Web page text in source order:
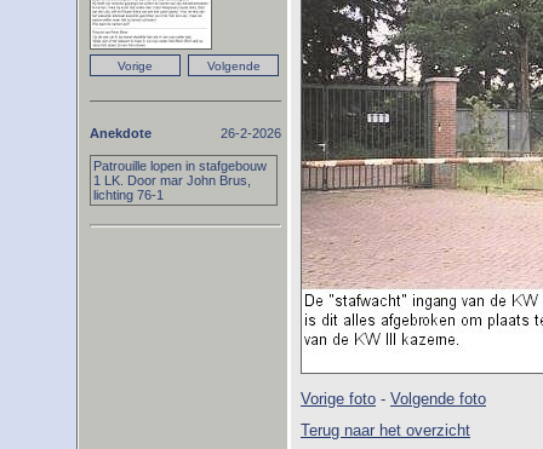
Vorige foto - Volgende foto
Terug naar het overzicht
Anekdote 26-2-2026
Patrouille lopen in stafgebouw
1 LK. Door mar John Brus,
lichting 76-1